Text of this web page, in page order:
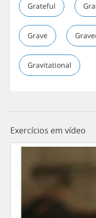
Grateful
Grave
Gravitational
Exercícios em vídeo